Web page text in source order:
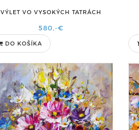
VÝLET VO VYSOKÝCH TATRÁCH
580,-€
DO KOŠÍKA